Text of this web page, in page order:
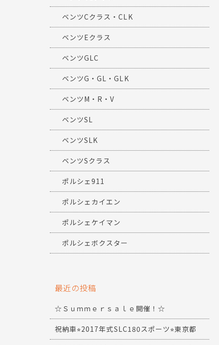
ベンツCクラス・CLK
ベンツEクラス
ベンツGLC
ベンツG・GL・GLK
ベンツM・R・V
ベンツSL
ベンツSLK
ベンツSクラス
ポルシェ911
ポルシェカイエン
ポルシェケイマン
ポルシェボクスター
最近の投稿
☆Ｓｕｍｍｅｒｓａｌｅ開催！☆
祝納車⭐︎2017年式SLC180スポーツ⭐︎東京都